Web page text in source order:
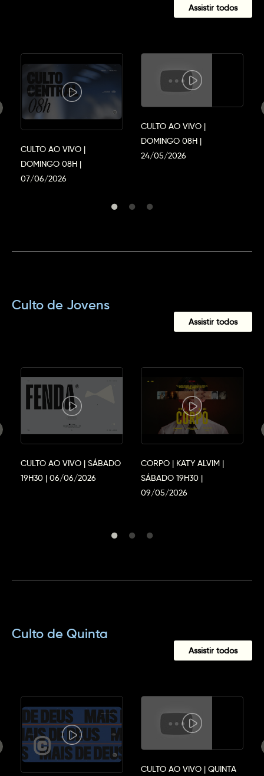
Assistir todos
CULTO AO VIVO |
DOMINGO 08H |
07/06/2026
CULTO AO VIVO |
DOMINGO 08H |
24/05/2026
Culto de Jovens
Assistir todos
CULTO AO VIVO | SÁBADO
19H30 | 06/06/2026
CORPO | KATY ALVIM |
SÁBADO 19H30 |
09/05/2026
Culto de Quinta
Assistir todos
CULTO AO VIVO | QUINTA